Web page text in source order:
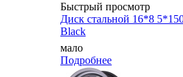
Быстрый просмотр
Диск стальной 16*8
Black
мало
Подробнее